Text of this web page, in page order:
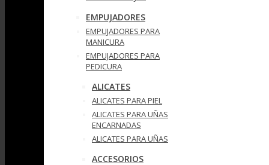
EMPUJADORES
EMPUJADORES PARA
MANICURA
EMPUJADORES PARA
PEDICURA
ALICATES
ALICATES PARA PIEL
ALICATES PARA UÑAS
ENCARNADAS
ALICATES PARA UÑAS
ACCESORIOS